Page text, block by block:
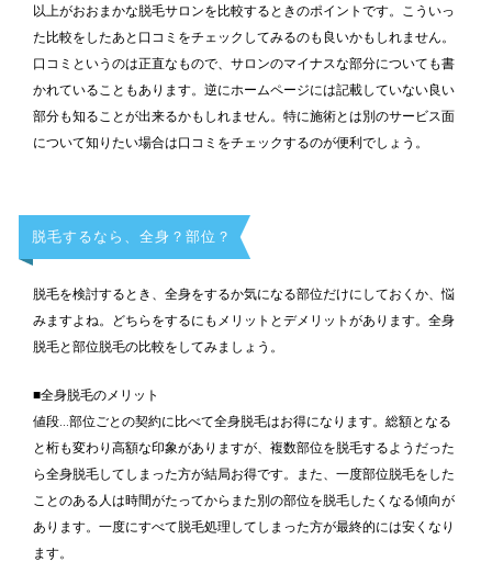
以上がおおまかな脱毛サロンを比較するときのポイントです。こういっ
た比較をしたあと口コミをチェックしてみるのも良いかもしれません。
口コミというのは正直なもので、サロンのマイナスな部分についても書
かれていることもあります。逆にホームページには記載していない良い
部分も知ることが出来るかもしれません。特に施術とは別のサービス面
について知りたい場合は口コミをチェックするのが便利でしょう。
脱毛するなら、全身？部位？
脱毛を検討するとき、全身をするか気になる部位だけにしておくか、悩
みますよね。どちらをするにもメリットとデメリットがあります。全身
脱毛と部位脱毛の比較をしてみましょう。
■全身脱毛のメリット
値段…部位ごとの契約に比べて全身脱毛はお得になります。総額となる
と桁も変わり高額な印象がありますが、複数部位を脱毛するようだった
ら全身脱毛してしまった方が結局お得です。また、一度部位脱毛をした
ことのある人は時間がたってからまた別の部位を脱毛したくなる傾向が
あります。一度にすべて脱毛処理してしまった方が最終的には安くなり
ます。